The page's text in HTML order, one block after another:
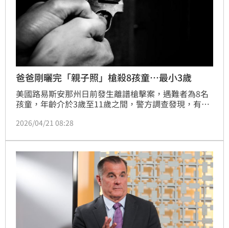
爸爸剛曬完「親子照」槍殺8孩童…最小3歲
美國路易斯安那州日前發生離譜槍擊案，遇難者為8名
孩童，年齡介於3歲至11歲之間，警方調查發現，有遇
在行兇前，還在個人社群平台，分享跟兒女的互動，看
斃，詳細犯案動機，仍待釐清。
2026/04/21 08:28